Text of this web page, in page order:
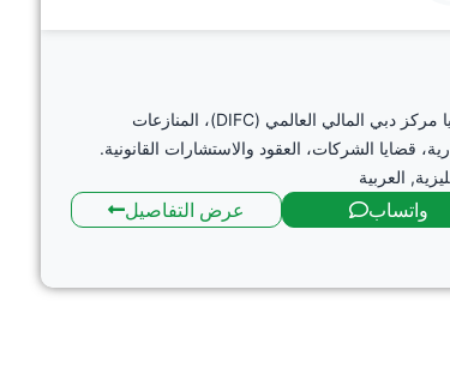
قضايا مركز دبي المالي العالمي (DIFC)، المنازعات
قضايا الشركات، العقود والاستشارات القانونية.
, العربية
واتساب عرض التفاصيل